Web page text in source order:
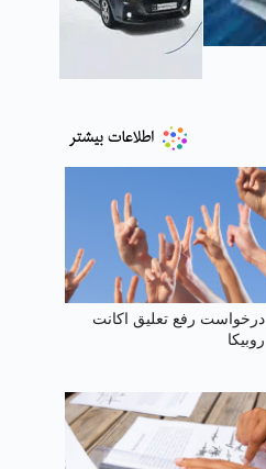
درخواست رفع تعلیق اکانت
روبیکا